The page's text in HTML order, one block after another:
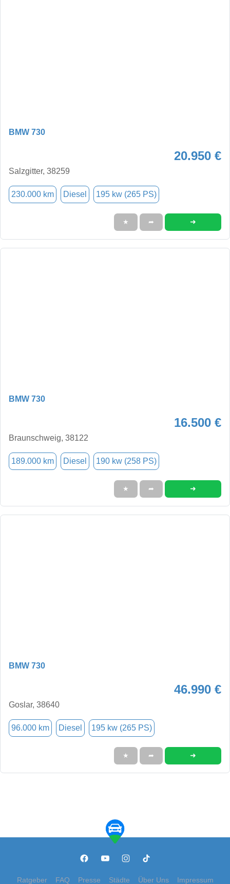
BMW 730
20.950 €
Salzgitter, 38259
230.000 km Diesel 195 kw (265 PS)
★ ➦ ➜
BMW 730
16.500 €
Braunschweig, 38122
189.000 km Diesel 190 kw (258 PS)
★ ➦ ➜
BMW 730
46.990 €
Goslar, 38640
96.000 km Diesel 195 kw (265 PS)
★ ➦ ➜
Ratgeber FAQ Presse Städte Über Uns Impressum